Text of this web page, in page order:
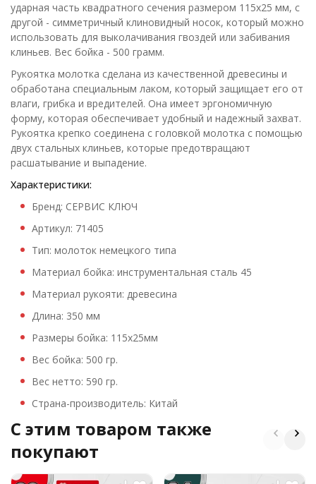
ударная часть квадратного сечения размером 115х25 мм, с
другой - симметричный клиновидный носок, который можно
использовать для выколачивания гвоздей или забивания
клиньев. Вес бойка - 500 грамм.
Рукоятка молотка сделана из качественной древесины и
обработана специальным лаком, который защищает его от
влаги, грибка и вредителей. Она имеет эргономичную
форму, которая обеспечивает удобный и надежный захват.
Рукоятка крепко соединена с головкой молотка с помощью
двух стальных клиньев, которые предотвращают
расшатывание и выпадение.
Характеристики:
Бренд: СЕРВИС КЛЮЧ
Артикул: 71405
Тип: молоток немецкого типа
Материал бойка: инструментальная сталь 45
Материал рукояти: древесина
Длина: 350 мм
Размеры бойка: 115х25мм
Вес бойка: 500 гр.
Вес нетто: 590 гр.
Страна-производитель: Китай
C этим товаром также
покупают